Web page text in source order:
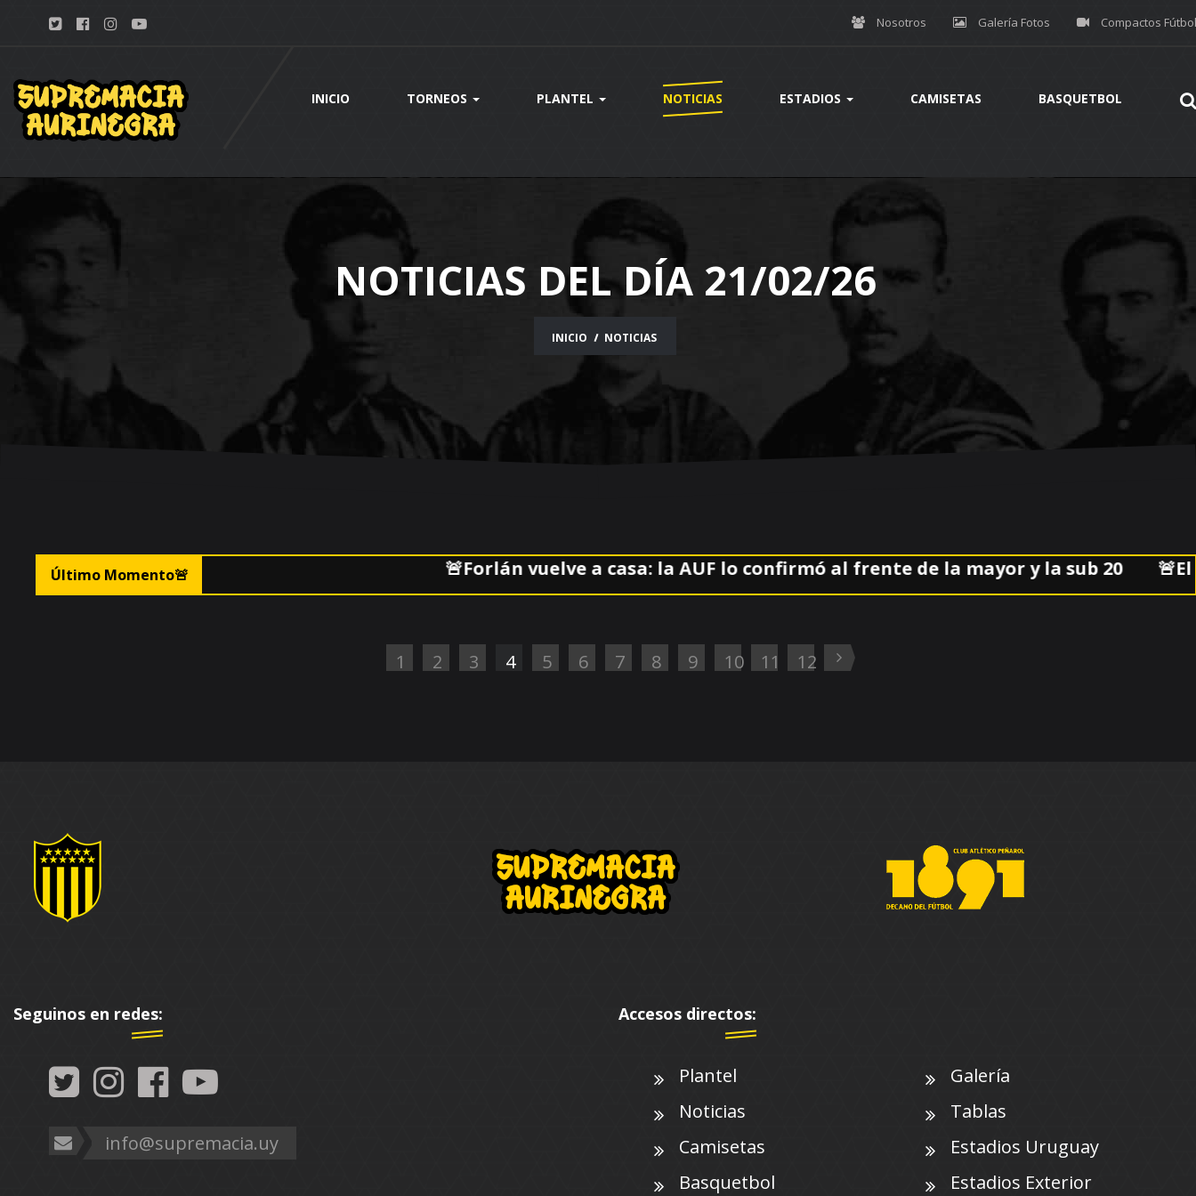
Nosotros Galería Fotos Compactos Fútbol
INICIO TORNEOS PLANTEL NOTICIAS ESTADIOS CAMISETAS BASQUETBOL
NOTICIAS DEL DÍA 21/02/26
INICIO NOTICIAS
Último Momento🚨 🚨Forlán vuelve a casa: la AUF lo confirmó al frente de la mayor y la sub 20 🚨El
1 2 3 4 5 6 7 8 9 10 11 12
Seguinos en redes:
info@supremacia.uy
Accesos directos:
Plantel
Galería
Noticias
Tablas
Camisetas
Estadios Uruguay
Basquetbol
Estadios Exterior